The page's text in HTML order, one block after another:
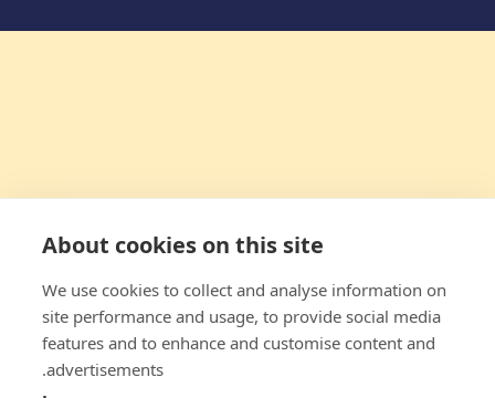
About cookies on this site
We use cookies to collect and analyse information on
site performance and usage, to provide social media
features and to enhance and customise content and
advertisements.